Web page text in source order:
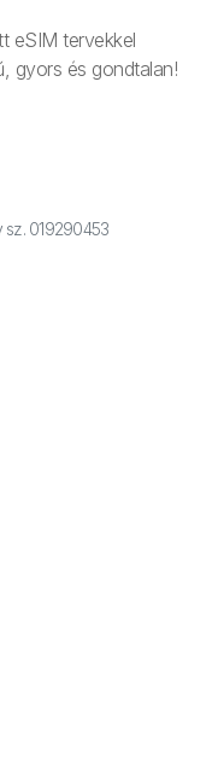
eSIM tervekkel
gyors és gondtalan!
019290453